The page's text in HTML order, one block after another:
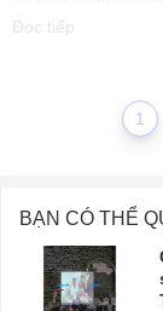
Đọc tiếp
1
BẠN CÓ THỂ